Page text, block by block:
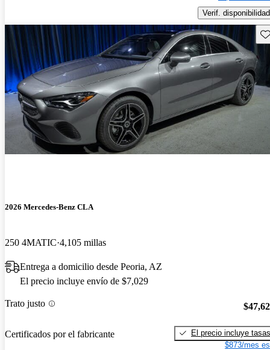
Verif. disponibilidad
2026 Mercedes-Benz CLA
250 4MATIC 4,105 millas
Entrega a domicilio desde Peoria, AZ
El precio incluye envío de $7,029
Trato justo
Certificados por el fabricante
El precio incluye tasas
$873/mes